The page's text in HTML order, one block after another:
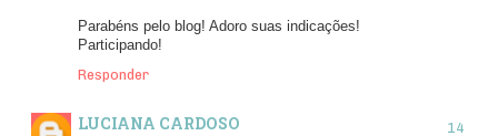
Parabéns pelo blog! Adoro suas indicações!
Participando!
Responder
LUCIANA CARDOSO